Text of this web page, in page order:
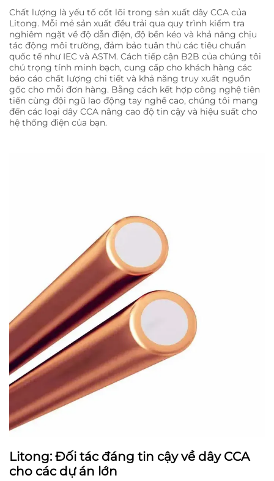
Chất lượng là yếu tố cốt lõi trong sản xuất dây CCA của
Litong. Mỗi mẻ sản xuất đều trải qua quy trình kiểm tra
nghiêm ngặt về độ dẫn điện, độ bền kéo và khả năng chịu
tác động môi trường, đảm bảo tuân thủ các tiêu chuẩn
quốc tế như IEC và ASTM. Cách tiếp cận B2B của chúng tôi
chú trọng tính minh bạch, cung cấp cho khách hàng các
báo cáo chất lượng chi tiết và khả năng truy xuất nguồn
gốc cho mỗi đơn hàng. Bằng cách kết hợp công nghệ tiên
tiến cùng đội ngũ lao động tay nghề cao, chúng tôi mang
đến các loại dây CCA nâng cao độ tin cậy và hiệu suất cho
hệ thống điện của bạn.
Litong: Đối tác đáng tin cậy về dây CCA
cho các dự án lớn